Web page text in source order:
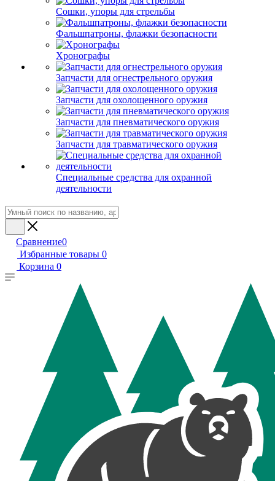
Сошки, упоры для стрельбы
Фальшпатроны, флажки безопасности
Хронографы
Запчасти для огнестрельного оружия
Запчасти для охолощенного оружия
Запчасти для пневматического оружия
Запчасти для травматического оружия
Специальные средства для охранной
деятельности
Сравнение0
Избранные товары 0
Корзина 0